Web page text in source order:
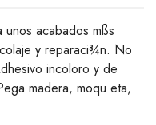
acabados mßs
y reparaci¾n. No
incoloro y de
madera, moqu eta,